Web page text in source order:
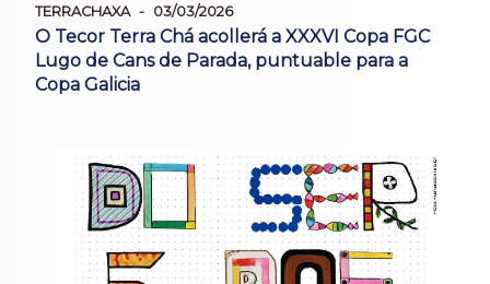
TERRACHAXA 03/03/2026
O Tecor Terra Chá acollerá a XXXVI Copa FGC
Lugo de Cans de Parada, puntuable para a
Copa Galicia